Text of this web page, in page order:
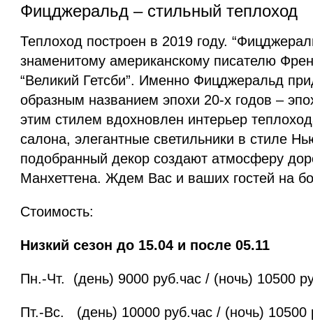
Фицджеральд – стильный теплоход
Теплоход построен в 2019 году.
знаменитому американскому писателю
“Великий Гетсби”. Именно Фицджеральд
образным названием эпохи 20-х годов –
этим стилем вдохновлен интерьер
салона, элегантные светильники в стиле
подобранный декор создают атмосферу
Манхеттена. Ждем Вас и ваших гостей на
Стоимость:
Низкий сезон до 15.04 и после 05.11
Пн.-Чт. (день) 9000 руб.час / (ночь) 10500
Пт.-Вс. (день) 10000 руб.час / (ночь) 10500